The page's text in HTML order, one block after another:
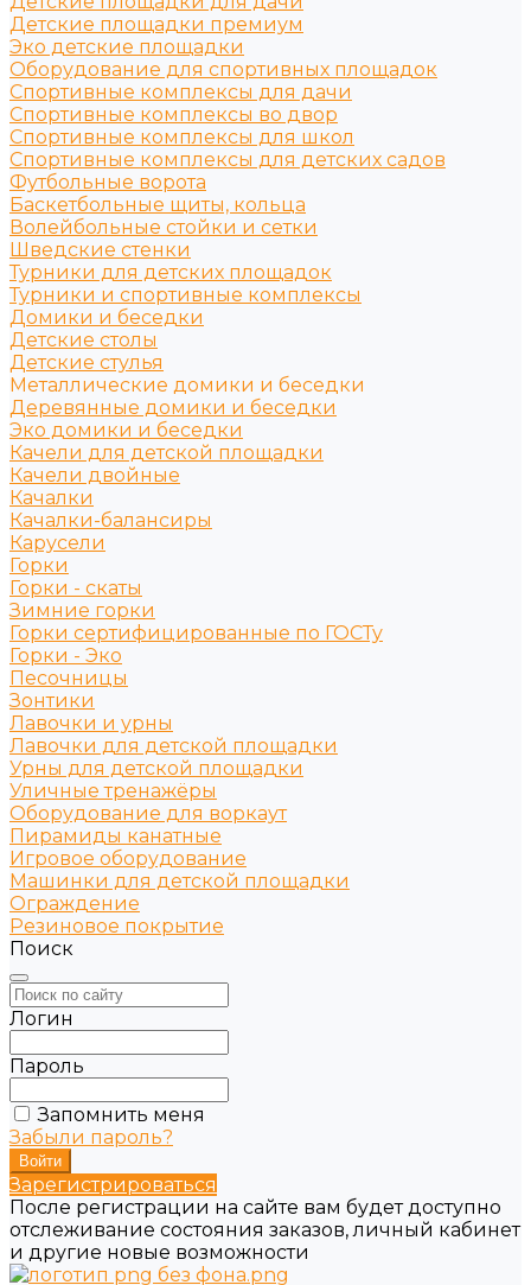
Детские площадки премиум
Эко детские площадки
Оборудование для спортивных площадок
Спортивные комплексы для дачи
Спортивные комплексы во двор
Спортивные комплексы для школ
Спортивные комплексы для детских садов
Футбольные ворота
Баскетбольные щиты, кольца
Волейбольные стойки и сетки
Шведские стенки
Турники для детских площадок
Турники и спортивные комплексы
Домики и беседки
Детские столы
Детские стулья
Металлические домики и беседки
Деревянные домики и беседки
Эко домики и беседки
Качели для детской площадки
Качели двойные
Качалки
Качалки-балансиры
Карусели
Горки
Горки - скаты
Зимние горки
Горки сертифицированные по ГОСТу
Горки - Эко
Песочницы
Зонтики
Лавочки и урны
Лавочки для детской площадки
Урны для детской площадки
Уличные тренажёры
Оборудование для воркаут
Пирамиды канатные
Игровое оборудование
Машинки для детской площадки
Ограждение
Резиновое покрытие
Поиск
Логин
Пароль
Запомнить меня
Забыли пароль?
Зарегистрироваться
После регистрации на сайте вам будет доступно
отслеживание состояния заказов, личный кабинет
и другие новые возможности